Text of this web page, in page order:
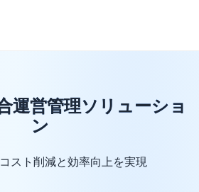
運営管理ソリューショ
ン
スト削減と効率向上を実現